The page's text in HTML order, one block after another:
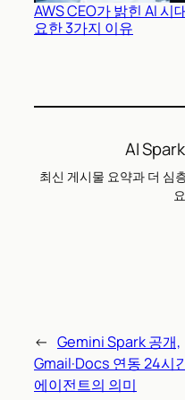
AWS CEO가 밝힌 AI 시
요한 3가지 이유
AI
최신 게시물 요약과 더 심
← Gemini Spark 공개,
Gmail·Docs 연동 24시
에이전트의 의미